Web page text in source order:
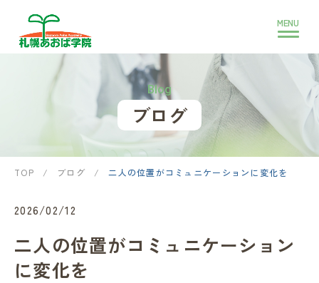
Blog
ブログ
TOP / ブログ / 二人の位置がコミュニケーションに変化を
2026/02/12
二人の位置がコミュニケーション
に変化を